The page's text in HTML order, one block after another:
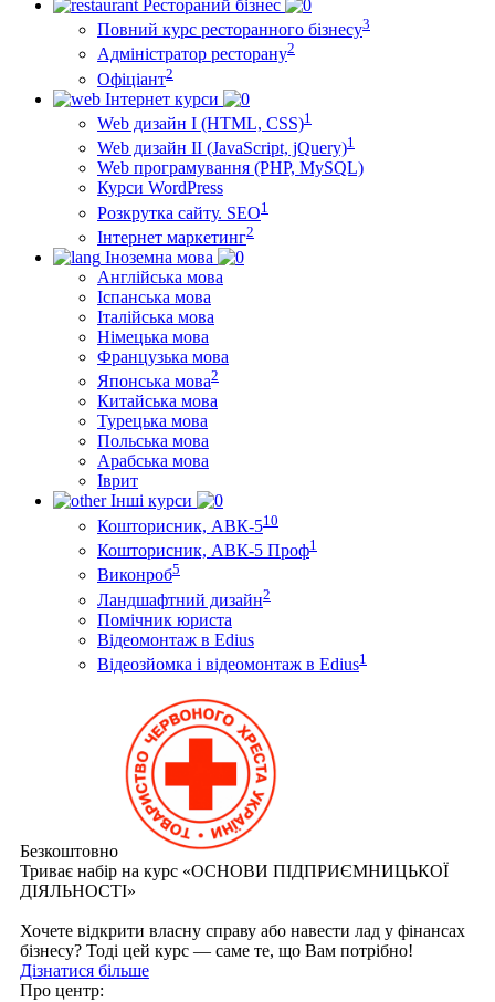
Рестораний бізнес
Повний курс ресторанного бізнесу3
Адміністратор ресторану2
Офіціант2
Інтернет курси
Web дизайн I (HTML, CSS)1
Web дизайн II (JavaScript, jQuery)1
Web програмування (PHP, MySQL)
Курси WordPress
Розкрутка сайту. SEO1
Інтернет маркетинг2
Іноземна мова
Англійська мова
Іспанська мова
Італійська мова
Німецька мова
Французька мова
Японська мова2
Китайська мова
Турецька мова
Польська мова
Арабська мова
Іврит
Інші курси
Кошторисник, АВК-510
Кошторисник, АВК-5 Проф1
Виконроб5
Ландшафтний дизайн2
Помічник юриста
Відеомонтаж в Edius
Відеозйомка і відеомонтаж в Edius1
Безкоштовно
Триває набір на курс «ОСНОВИ ПІДПРИЄМНИЦЬКОЇ
ДІЯЛЬНОСТІ»
Хочете відкрити власну справу або навести лад у фінансах
бізнесу? Тоді цей курс — саме те, що Вам потрібно!
Дізнатися більше
Про центр: